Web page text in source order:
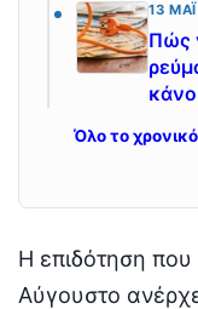
13
Πώς
Όλο το χρονικό
Η επιδότηση που
Αύγουστο